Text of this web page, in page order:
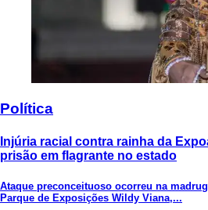
Política
Injúria racial contra rainha da
prisão em flagrante no estado
Ataque preconceituoso ocorreu na
Parque de Exposições Wildy Viana,...